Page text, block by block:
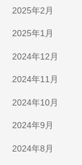
2025年2月
2025年1月
2024年12月
2024年11月
2024年10月
2024年9月
2024年8月